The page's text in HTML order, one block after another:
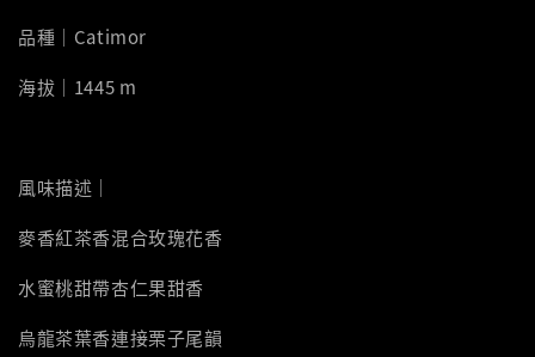
品種｜Catimor
海拔｜1445 m
風味描述｜
麥香紅茶香混合玫瑰花香
水蜜桃甜帶杏仁果甜香
烏龍茶葉香連接栗子尾韻